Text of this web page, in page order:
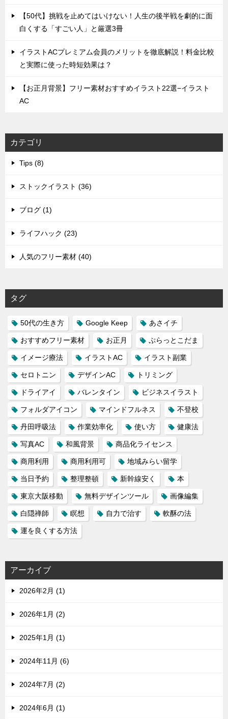
【50代】挑戦を止めてはいけない！人生の後半戦を劇的に面
白くする「すごい人」と厳選3冊
イラストACプレミアム会員のメリットを徹底解説！料金比較
と実際に使った時短効果は？
【お正月背景】フリー素材おすすめイラスト22選−イラスト
AC
カテゴリ
Tips (8)
ストックイラスト (36)
ブログ (1)
ライフハック (23)
人気のフリー素材 (40)
タグ
50代の生き方 Google Keep あさイチ
おすすめフリー素材 お正月 ぷらっとこだま
イメージ療法 イラストAC イラスト副業
セロトニン デザインAC トリミング
ドライアイ バレンタイン ビジネスイラスト
フォルダアイコン マインドフルネス 不登校
丹田呼吸法 作業効率化 使い方 健康法
写真AC 和風背景 商品化ライセンス
商用利用 商用利用可 地域みらい留学
当日予約 整理整頓 新幹線安く 本
東京大阪移動 無料デザインツール 画像編集
白隠禅師 瞑想 自力で治す 軟酥の法
運を良くする方法
アーカイブ
2026年2月 (1)
2026年1月 (2)
2025年1月 (1)
2024年11月 (6)
2024年7月 (2)
2024年6月 (1)